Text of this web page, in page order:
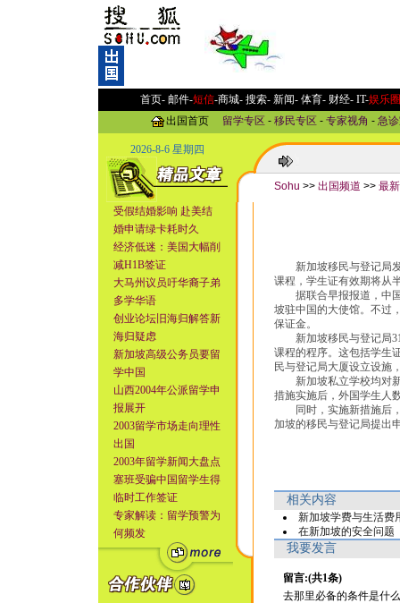
首页- 邮件-短信-商城- 搜索-新闻- 体育-财经- IT-娱乐圈
出国首页
留学专区 - 移民专区 - 专家视角 - 急
2026-8-6 星期四
受假结婚影响 赴美结
婚申请绿卡耗时久
经济低迷：美国大幅削
减H1B签证
大马州议员吁华裔子弟
多学华语
创业论坛旧海归解答新
海归疑虑
新加坡高级公务员要留
学中国
山西2004年公派留学申
报展开
2003留学市场走向理性
出国
2003年留学新闻大盘点
塞班受骗中国留学生得
临时工作签证
专家解读：留学预警为
何频发
Sohu >> 出国频道 >> 最
新加坡移民与登记局发
课程，学生证有效期将从
据联合早报报道，中国
坡驻中国的大使馆。不过
保证金。
新加坡移民与登记局31
课程的程序。这包括学生
民与登记局大厦设立设施
新加坡私立学校均对新
措施实施后，外国学生人
同时，实施新措施后，
加坡的移民与登记局提出
相关内容
新加坡学费与生活费
在新加坡的安全问题
我要发言
留言:(共1条)
去那里必备的条件是什